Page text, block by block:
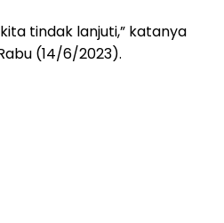
tindak lanjuti,” katanya
(14/6/2023).